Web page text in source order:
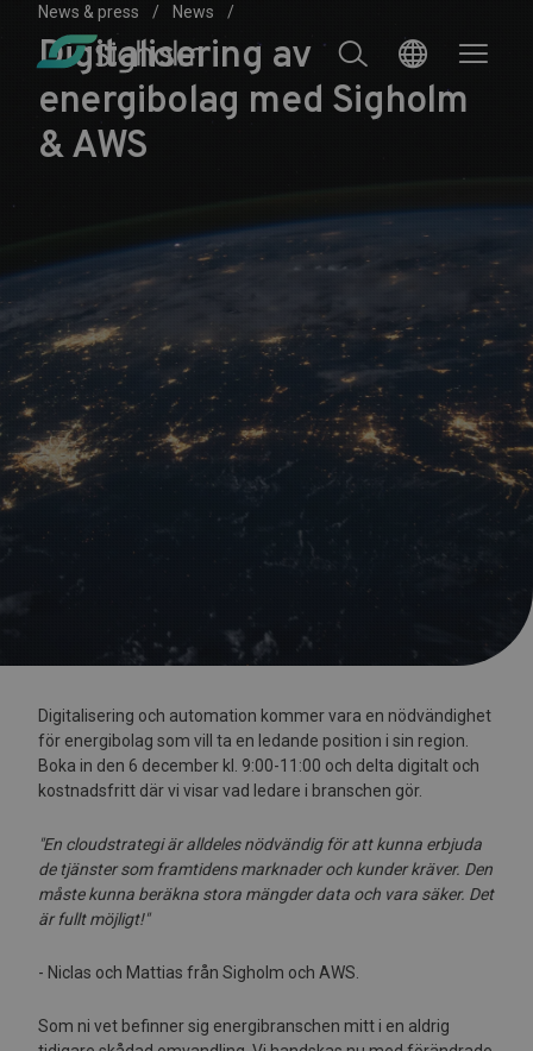
News & press News
Digitalisering av
energibolag med Sigholm
& AWS
Digitalisering och automation kommer vara en nödvändighet
för energibolag som vill ta en ledande position i sin region.
Boka in den 6 december kl. 9:00-11:00 och delta digitalt och
kostnadsfritt där vi visar vad ledare i branschen gör.
"En cloudstrategi är alldeles nödvändig för att kunna erbjuda
de tjänster som framtidens marknader och kunder kräver. Den
måste kunna beräkna stora mängder data och vara säker. Det
är fullt möjligt!"
- Niclas och Mattias från Sigholm och AWS.
Som ni vet befinner sig energibranschen mitt i en aldrig